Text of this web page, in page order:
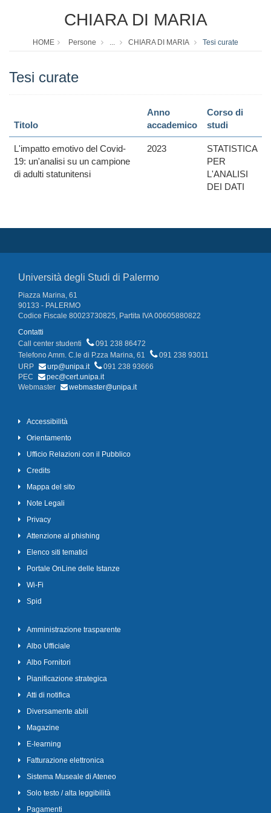
CHIARA DI MARIA
HOME Persone ... CHIARA DI MARIA Tesi curate
Tesi curate
Titolo
Anno
accademico
Corso di
studi
L'impatto emotivo del Covid-
19: un'analisi su un campione
di adulti statunitensi
2023
STATISTICA
PER
L'ANALISI
DEI DATI
Università degli Studi di Palermo
Piazza Marina, 61
90133 - PALERMO
Codice Fiscale 80023730825, Partita IVA 00605880822
Contatti
Call center studenti
091 238 86472
Telefono Amm. C.le di P.zza Marina, 61
091 238 93011
URP
urp@unipa.it
091 238 93666
PEC
pec@cert.unipa.it
Webmaster
webmaster@unipa.it
Accessibilità
Orientamento
Ufficio Relazioni con il Pubblico
Credits
Mappa del sito
Note Legali
Privacy
Attenzione al phishing
Elenco siti tematici
Portale OnLine delle Istanze
Wi-Fi
Spid
Amministrazione trasparente
Albo Ufficiale
Albo Fornitori
Pianificazione strategica
Atti di notifica
Diversamente abili
Magazine
E-learning
Fatturazione elettronica
Sistema Museale di Ateneo
Solo testo / alta leggibilità
Pagamenti